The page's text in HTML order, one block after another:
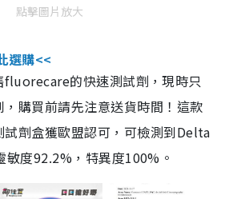
點擊圖片放大
選購<<
fluorecare的快速測試劑，現時只
購買前請先注意送貨時間！這款
劑盒獲歐盟認可，可檢測到Delta
度92.2%，特異度100%。